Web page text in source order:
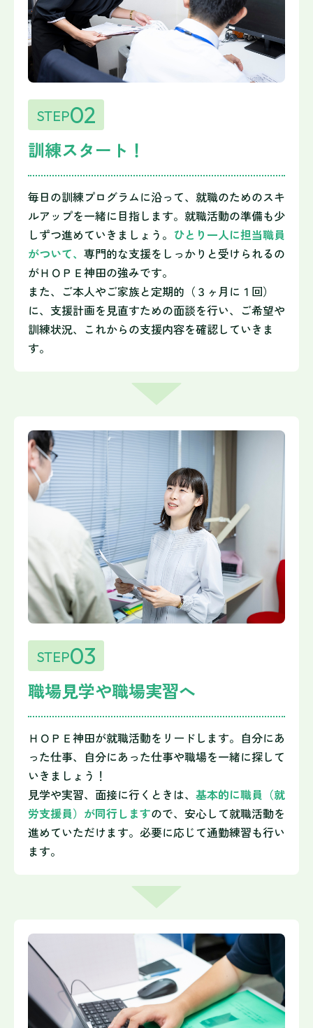
STEP02
訓練スタート！
毎日の訓練プログラムに沿って、就職のためのスキ
ルアップを一緒に目指します。就職活動の準備も少
しずつ進めていきましょう。 ひとり一人に担当職員
がついて、 専門的な支援をしっかりと受けられるの
がＨＯＰＥ神田の強みです。
また、ご本人やご家族と定期的（３ヶ月に１回）
に、支援計画を見直すための面談を行い、ご希望や
訓練状況、これからの支援内容を確認していきま
す。
STEP03
職場見学や職場実習へ
ＨＯＰＥ神田が就職活動をリードします。自分にあ
った仕事、自分にあった仕事や職場を一緒に探して
いきましょう！
見学や実習、面接に行くときは、 基本的に職員（就
労支援員）が同行しますので、安心して就職活動を
進めていただけます。必要に応じて通勤練習も行い
ます。